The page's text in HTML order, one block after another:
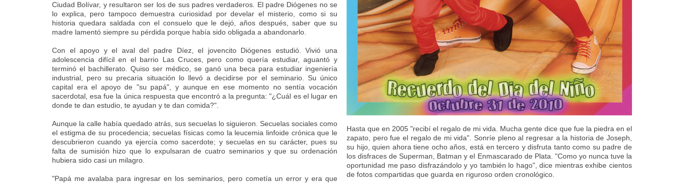
Ciudad Bolívar, y resultaron ser los de sus padres verdaderos. El padre Diógenes no se
lo explica, pero tampoco demuestra curiosidad por develar el misterio, como si su
historia quedara saldada con el consuelo que le dejó, años después, saber que su
madre lamentó siempre su pérdida porque había sido obligada a abandonarlo.
Con el apoyo y el aval del padre Díez, el jovencito Diógenes estudió. Vivió una
adolescencia difícil en el barrio Las Cruces, pero como quería estudiar, aguantó y
terminó el bachillerato. Quiso ser médico, se ganó una beca para estudiar ingeniería
industrial, pero su precaria situación lo llevó a decidirse por el seminario. Su único
capital era el apoyo de "su papá", y aunque en ese momento no sentía vocación
sacerdotal, esa fue la única respuesta que encontró a la pregunta: "¿Cuál es el lugar en
donde te dan estudio, te ayudan y te dan comida?".
Aunque la calle había quedado atrás, sus secuelas lo siguieron. Secuelas sociales como
el estigma de su procedencia; secuelas físicas como la leucemia linfoide crónica que le
descubrieron cuando ya ejercía como sacerdote; y secuelas en su carácter, pues su
falta de sumisión hizo que lo expulsaran de cuatro seminarios y que su ordenación
hubiera sido casi un milagro.
"Papá me avalaba para ingresar en los seminarios, pero cometía un error y era que
Hasta que en 2005 "recibí el regalo de mi vida. Mucha gente dice que fue la piedra en el
zapato, pero fue el regalo de mi vida". Sonríe pleno al regresar a la historia de Joseph,
su hijo, quien ahora tiene ocho años, está en tercero y disfruta tanto como su padre de
los disfraces de Superman, Batman y el Enmascarado de Plata. "Como yo nunca tuve la
oportunidad me paso disfrazándolo y yo también lo hago", dice mientras exhibe cientos
de fotos compartidas que guarda en riguroso orden cronológico.